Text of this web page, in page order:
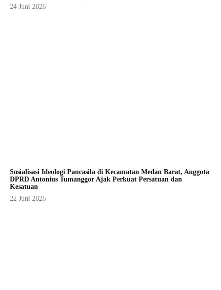
24 Juni 2026
Sosialisasi Ideologi Pancasila di Kecamatan Medan Barat, Anggota
DPRD Antonius Tumanggor Ajak Perkuat Persatuan dan
Kesatuan
22 Juni 2026